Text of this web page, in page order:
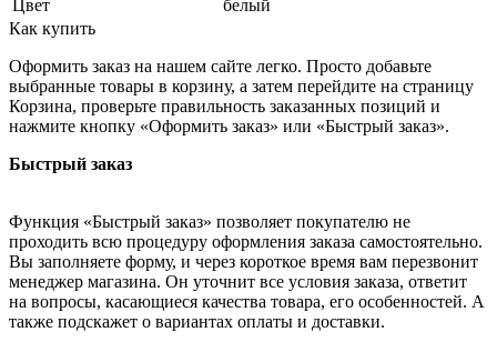
Цвет
белый
Как купить
Оформить заказ на нашем сайте легко. Просто добавьте
выбранные товары в корзину, а затем перейдите на страницу
Корзина, проверьте правильность заказанных позиций и
нажмите кнопку «Оформить заказ» или «Быстрый заказ».
Быстрый заказ
Функция «Быстрый заказ» позволяет покупателю не
проходить всю процедуру оформления заказа самостоятельно.
Вы заполняете форму, и через короткое время вам перезвонит
менеджер магазина. Он уточнит все условия заказа, ответит
на вопросы, касающиеся качества товара, его особенностей. А
также подскажет о вариантах оплаты и доставки.